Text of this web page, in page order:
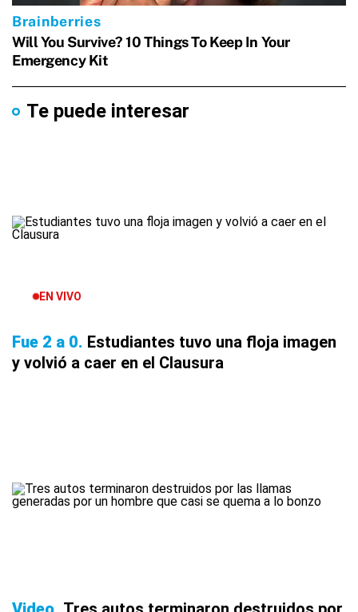
Te puede interesar
EN VIVO
Fue 2 a 0 Estudiantes tuvo una floja imagen
y volvió a caer en el Clausura